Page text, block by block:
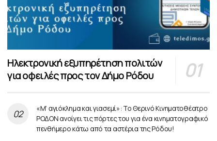
Ηλεκτρονική εξυπηρέτηση πολιτών
για οφειλές προς τον Δήμο Ρόδου
«Μ’ αγιόκλημα και γιασεμί»: Το Θερινό Κινηματοθέατρο
ΡΟΔΟΝ ανοίγει τις πόρτες του για ένα κινηματογραφικό
πενθήμερο κάτω από τα αστέρια της Ρόδου!